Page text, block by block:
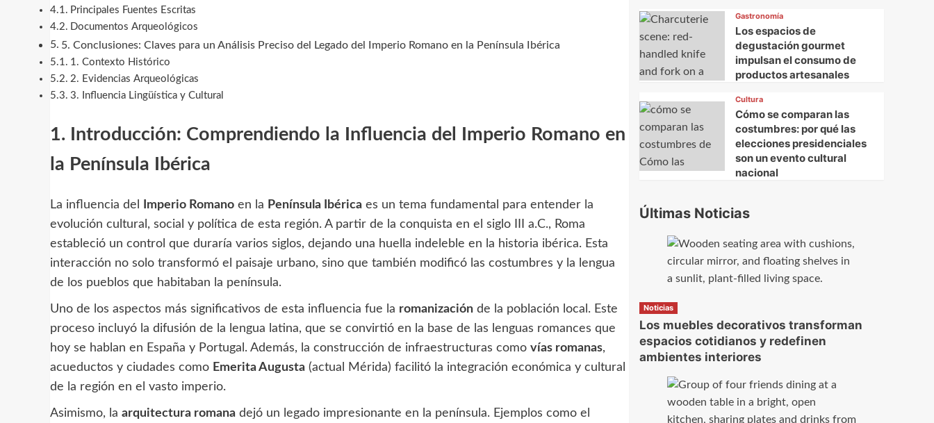
Principales Fuentes Escritas
Documentos Arqueológicos
5. Conclusiones: Claves para un Análisis Preciso del Legado del Imperio Romano en la Península Ibérica
1. Contexto Histórico
2. Evidencias Arqueológicas
3. Influencia Lingüística y Cultural
1. Introducción: Comprendiendo la Influencia del Imperio Romano en
la Península Ibérica
La influencia del Imperio Romano en la Península Ibérica es un tema fundamental para entender la
evolución cultural, social y política de esta región. A partir de la conquista en el siglo III a.C., Roma
estableció un control que duraría varios siglos, dejando una huella indeleble en la historia ibérica. Esta
interacción no solo transformó el paisaje urbano, sino que también modificó las costumbres y la lengua
de los pueblos que habitaban la península.
Uno de los aspectos más significativos de esta influencia fue la romanización de la población local. Este
proceso incluyó la difusión de la lengua latina, que se convirtió en la base de las lenguas romances que
hoy se hablan en España y Portugal. Además, la construcción de infraestructuras como vías romanas,
acueductos y ciudades como Emerita Augusta (actual Mérida) facilitó la integración económica y cultural
de la región en el vasto imperio.
Asimismo, la arquitectura romana dejó un legado impresionante en la península. Ejemplos como el
Gastronomía
Los espacios de
degustación gourmet
impulsan el consumo de
productos artesanales
Cultura
Cómo se comparan las
costumbres: por qué las
elecciones presidenciales
son un evento cultural
nacional
Últimas Noticias
Noticias
Los muebles decorativos transforman
espacios cotidianos y redefinen
ambientes interiores